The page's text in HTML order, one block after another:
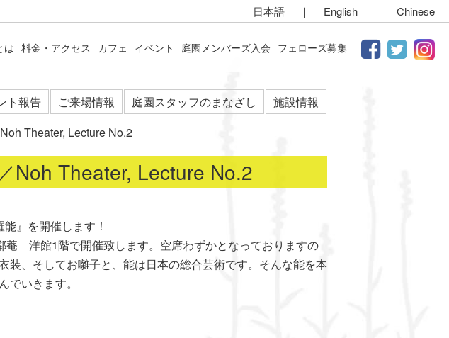
日本語 ｜ English ｜ Chinese
は 料金・アクセス カフェ イベント 庭園メンバーズ入会 フェローズ募集
ト報告 ご来場情報 庭園スタッフのまなざし
施設情報
Theater, Lecture No.2
Noh Theater, Lecture No.2
』を開催します！
菴 洋館1階で開催致します。空席わずかとなっておりますの
装、そしてお囃子と、能は日本の総合芸術です。そんな能を本
でいきます。